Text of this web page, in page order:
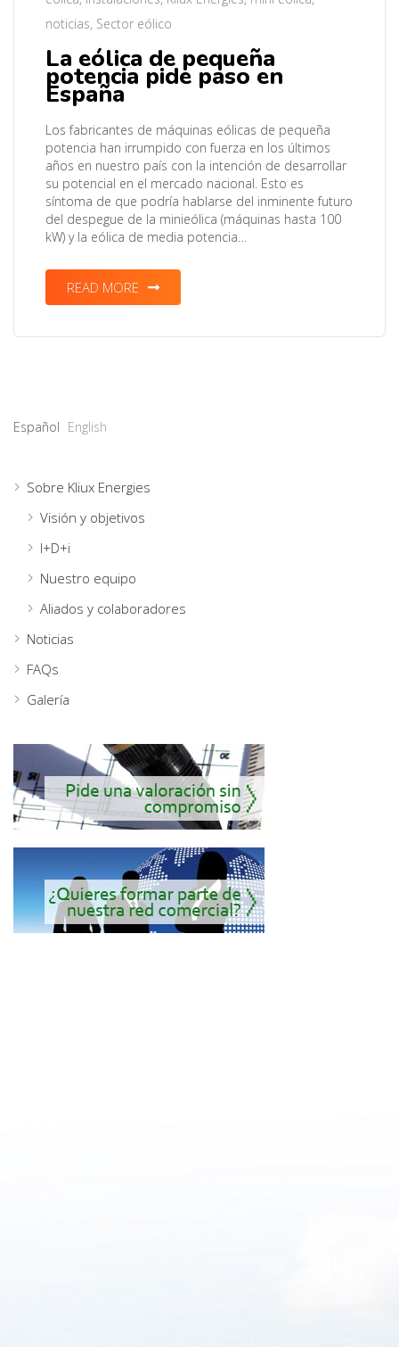
noticias, Sector eólico
La eólica de pequeña
potencia pide paso en
España
Los fabricantes de máquinas eólicas de pequeña
potencia han irrumpido con fuerza en los últimos
años en nuestro país con la intención de desarrollar
su potencial en el mercado nacional. Esto es
síntoma de que podría hablarse del inminente futuro
del despegue de la minieólica (máquinas hasta 100
kW) y la eólica de media potencia…
READ MORE
Español English
Sobre Kliux Energies
Visión y objetivos
I+D+i
Nuestro equipo
Aliados y colaboradores
Noticias
FAQs
Galería